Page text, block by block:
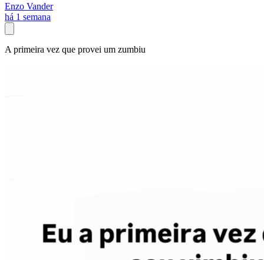
Enzo Vander
há 1 semana
A primeira vez que provei um zumbiu